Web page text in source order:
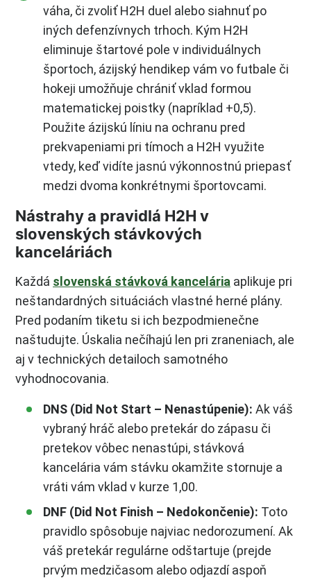
váha, či zvoliť H2H duel alebo siahnuť po
iných defenzívnych trhoch. Kým H2H
eliminuje štartové pole v individuálnych
športoch, ázijský hendikep vám vo futbale či
hokeji umožňuje chrániť vklad formou
matematickej poistky (napríklad +0,5).
Použite ázijskú líniu na ochranu pred
prekvapeniami pri tímoch a H2H využite
vtedy, keď vidíte jasnú výkonnostnú priepasť
medzi dvoma konkrétnymi športovcami.
Nástrahy a pravidlá H2H v
slovenských stávkových
kanceláriách
Každá slovenská stávková kancelária aplikuje pri
neštandardných situáciách vlastné herné plány.
Pred podaním tiketu si ich bezpodmienečne
naštudujte. Úskalia nečíhajú len pri zraneniach, ale
aj v technických detailoch samotného
vyhodnocovania.
DNS (Did Not Start – Nenastúpenie): Ak váš
vybraný hráč alebo pretekár do zápasu či
pretekov vôbec nenastúpi, stávková
kancelária vám stávku okamžite stornuje a
vráti vám vklad v kurze 1,00.
DNF (Did Not Finish – Nedokončenie): Toto
pravidlo spôsobuje najviac nedorozumení. Ak
váš pretekár regulárne odštartuje (prejde
prvým medzičasom alebo odjazdí aspoň